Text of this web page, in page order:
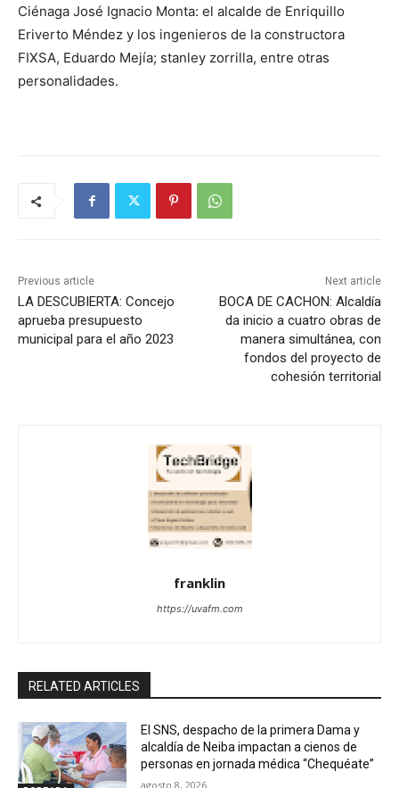
Ciénaga José Ignacio Monta: el alcalde de Enriquillo
Eriverto Méndez y los ingenieros de la constructora
FIXSA, Eduardo Mejía; stanley zorrilla, entre otras
personalidades.
Previous article
LA DESCUBIERTA: Concejo
aprueba presupuesto
municipal para el año 2023
Next article
BOCA DE CACHON: Alcaldía
da inicio a cuatro obras de
manera simultánea, con
fondos del proyecto de
cohesión territorial
franklin
https://uvafm.com
RELATED ARTICLES
El SNS, despacho de la primera Dama y
alcaldía de Neiba impactan a cienos de
personas en jornada médica “Chequéate”
agosto 8, 2026